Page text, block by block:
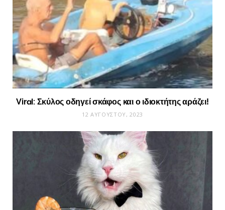
Viral: Σκύλος οδηγεί σκάφος και ο ιδιοκτήτης αράζει!
12 ΑΥΓΟΎΣΤΟΥ, 2023